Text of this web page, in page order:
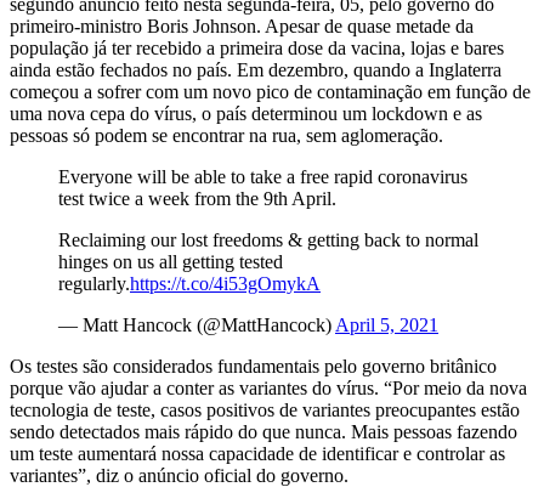
primeiro-ministro Boris Johnson. Apesar de quase metade da
população já ter recebido a primeira dose da vacina, lojas e bares
ainda estão fechados no país. Em dezembro, quando a Inglaterra
começou a sofrer com um novo pico de contaminação em função de
uma nova cepa do vírus, o país determinou um lockdown e as
pessoas só podem se encontrar na rua, sem aglomeração.
Everyone will be able to take a free rapid coronavirus
test twice a week from the 9th April.
Reclaiming our lost freedoms & getting back to normal
hinges on us all getting tested
regularly.https://t.co/4i53gOmykA
— Matt Hancock (@MattHancock) April 5, 2021
Os testes são considerados fundamentais pelo governo britânico
porque vão ajudar a conter as variantes do vírus. “Por meio da nova
tecnologia de teste, casos positivos de variantes preocupantes estão
sendo detectados mais rápido do que nunca. Mais pessoas fazendo
um teste aumentará nossa capacidade de identificar e controlar as
variantes”, diz o anúncio oficial do governo.